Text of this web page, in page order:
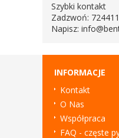
Szybki kontakt
Zadzwoń:
Napisz:
INFORMACJE
Kontakt
O Nas
Współpraca
FAQ - częste